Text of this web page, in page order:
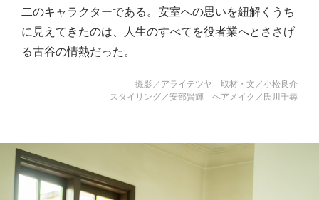
二のキャラクターである。安室への思いを紐解くうち
に見えてきたのは、人生のすべてを役者業へとささげ
る古谷の情熱だった。
撮影／アライテツヤ 取材・文／小松良介
スタイリング／安部賢輝 ヘアメイク／氏川千尋